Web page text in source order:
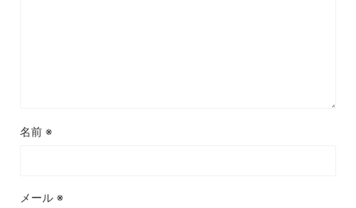
名前 ※
メール ※